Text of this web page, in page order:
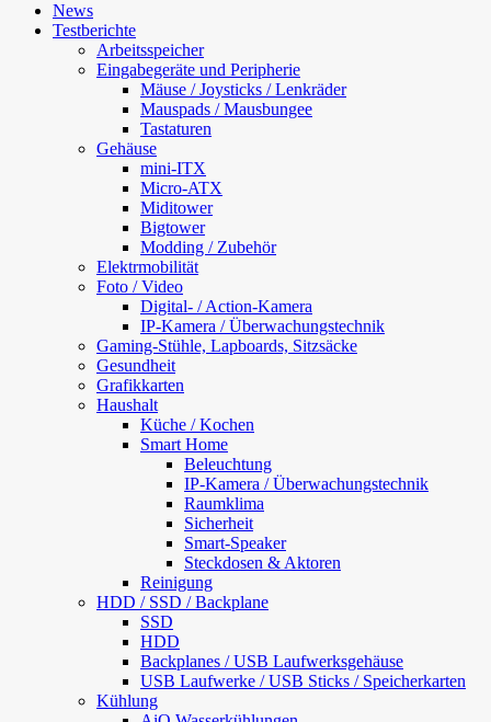
News
Testberichte
Arbeitsspeicher
Eingabegeräte und Peripherie
Mäuse / Joysticks / Lenkräder
Mauspads / Mausbungee
Tastaturen
Gehäuse
mini-ITX
Micro-ATX
Miditower
Bigtower
Modding / Zubehör
Elektrmobilität
Foto / Video
Digital- / Action-Kamera
IP-Kamera / Überwachungstechnik
Gaming-Stühle, Lapboards, Sitzsäcke
Gesundheit
Grafikkarten
Haushalt
Küche / Kochen
Smart Home
Beleuchtung
IP-Kamera / Überwachungstechnik
Raumklima
Sicherheit
Smart-Speaker
Steckdosen & Aktoren
Reinigung
HDD / SSD / Backplane
SSD
HDD
Backplanes / USB Laufwerksgehäuse
USB Laufwerke / USB Sticks / Speicherkarten
Kühlung